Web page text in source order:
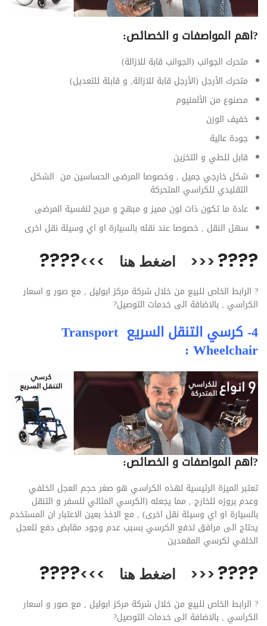
?اهم المواصفات و الخصائص:
متحرك الجوانب (الجوانب قابة للازالة)
متحرك الأرجل (الأرجل قابة للازالة, و قابلة للتعديل)
مصنوع من الألمنيوم
خفيف الوزن
جودة عالية
قابل للطي و التخزين
شكل خارجي جميل , وخصوصا المرضى الحساسين من الشكل
التقليدي للكراسي المتحركة
عادة ما تكون ذات لون مميز و مبهج و مريح لنفسية المرضى
سهل النقل , خصوصا عند نقله بالسيارة او اي وسيلة نقل اخرى
??
??
<<< اضغط هنا >>>
??
??
? الرابط الخاص للبيع من خلال شركة مركز ابوليل , مع صور و اسعار
الكراسي , بالاضافة الى خدمات التوصيل?
4- كرسي التنقل السريع Transport
Wheelchair :
?اهم المواصفات و الخصائص:
تعتبر الميزة الرئيسية لهذه الكراسي هو صغر حجم العجل الخلفي
وعدم بروزه للخارج , مما يجعله (الكرسي المثالي للسفر و التنقل
بالسيارة او اي وسيلة نقل اخرى) , مع الاخذ بعين الاعتبار ان المستخدم
يحتاج الى مرافق لدفع الكرسي بسبب عدم وجود مقابض دفع للعجل
الخلفي لكرسي المقعدين
??
??
<<< اضغط هنا >>>
??
??
? الرابط الخاص للبيع من خلال شركة مركز ابوليل , مع صور و اسعار
الكراسي , بالاضافة الى خدمات التوصيل?